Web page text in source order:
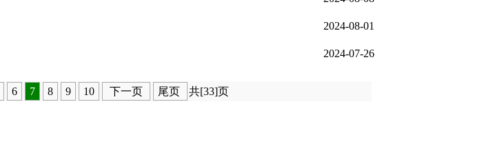
2024-08-01
2024-07-26
6 7 8 9 10 下一页 尾页 共[33]页